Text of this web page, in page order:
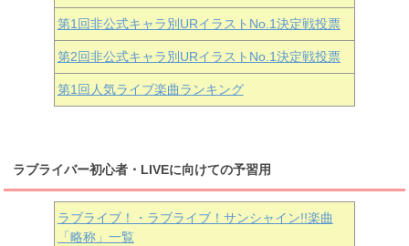
第1回非公式キャラ別URイラストNo.1決定戦投票
第2回非公式キャラ別URイラストNo.1決定戦投票
第1回人気ライブ楽曲ランキング
ラブライバー初心者・LIVEに向けての予習用
ラブライブ！・ラブライブ！サンシャイン!!楽曲
「略称」一覧